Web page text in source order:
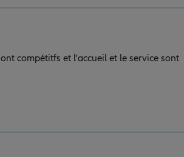
compétitfs et l'accueil et le service sont